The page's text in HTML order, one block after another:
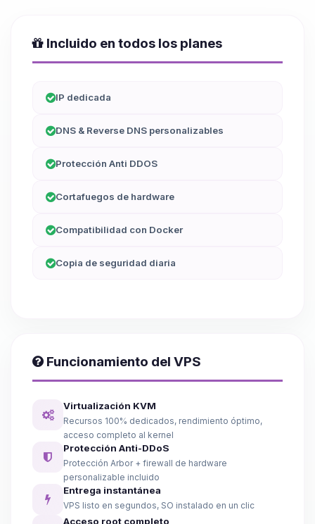
Incluido en todos los planes
IP dedicada
DNS & Reverse DNS personalizables
Protección Anti DDOS
Cortafuegos de hardware
Compatibilidad con Docker
Copia de seguridad diaria
Funcionamiento del VPS
Virtualización KVM
Recursos 100% dedicados, rendimiento óptimo,
acceso completo al kernel
Protección Anti-DDoS
Protección Arbor + firewall de hardware
personalizable incluido
Entrega instantánea
VPS listo en segundos, SO instalado en un clic
Acceso root completo